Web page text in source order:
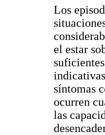
Los
el estar
síntomas
ocurren
las